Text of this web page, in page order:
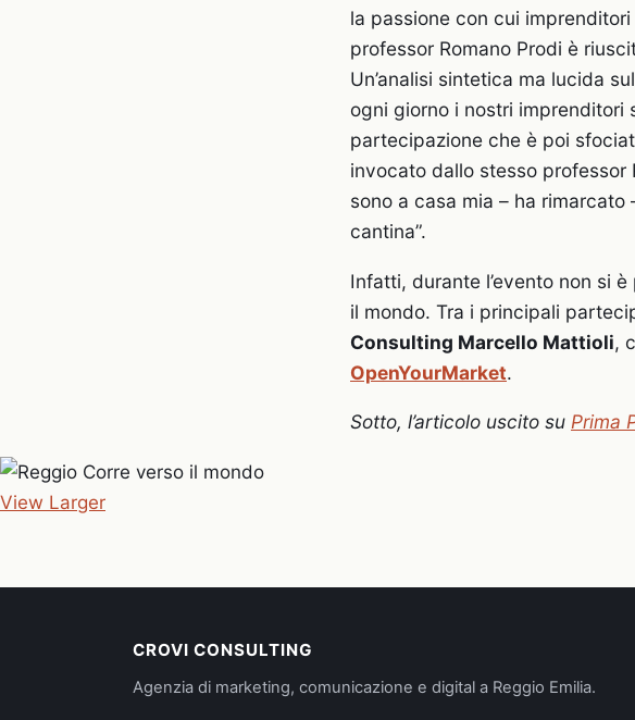
la passione con cui
professor Romano Prodi è
Un’analisi sintetica ma lucida
ogni giorno i nostri imprenditori
partecipazione che è poi
invocato dallo stesso professor
sono a casa mia – ha
cantina”.
Infatti, durante l’evento non si
il mondo. Tra i principali
Consulting Marcello Mattioli,
OpenYourMarket.
Sotto, l’articolo uscito su Prima
View Larger
CROVI CONSULTING
Agenzia di marketing, comunicazione e digital a Reggio Emilia.